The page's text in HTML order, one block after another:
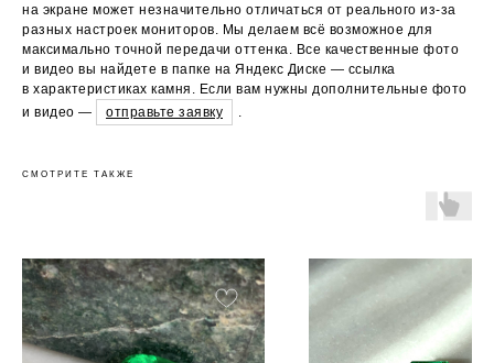
на экране может незначительно отличаться от реального из-за
разных настроек мониторов. Мы делаем всё возможное для
максимально точной передачи оттенка. Все качественные фото
и видео вы найдете в папке на Яндекс Диске — ссылка
в характеристиках камня. Если вам нужны дополнительные фото
и видео —
отправьте заявку
СМОТРИТЕ ТАКЖЕ